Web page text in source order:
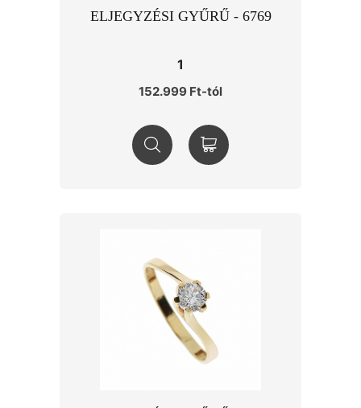
ELJEGYZÉSI GYŰRŰ - 6769
1
152.999 Ft-tól